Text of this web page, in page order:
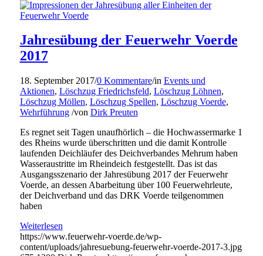
Jahresübung der Feuerwehr Voerde
2017
18. September 2017/0 Kommentare/in Events und
Aktionen, Löschzug Friedrichsfeld, Löschzug Löhnen,
Löschzug Möllen, Löschzug Spellen, Löschzug Voerde,
Wehrführung /von Dirk Preuten
Es regnet seit Tagen unaufhörlich – die Hochwassermarke 1
des Rheins wurde überschritten und die damit Kontrolle
laufenden Deichläufer des Deichverbandes Mehrum haben
Wasseraustritte im Rheindeich festgestellt. Das ist das
Ausgangsszenario der Jahresübung 2017 der Feuerwehr
Voerde, an dessen Abarbeitung über 100 Feuerwehrleute,
der Deichverband und das DRK Voerde teilgenommen
haben
Weiterlesen
https://www.feuerwehr-voerde.de/wp-
content/uploads/jahresuebung-feuerwehr-voerde-2017-3.jpg